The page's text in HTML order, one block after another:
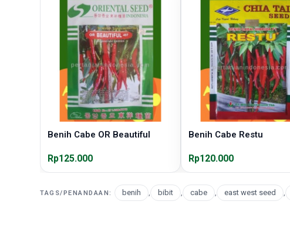
Benih Cabe OR Beautiful
Rp125.000
Benih Cabe Restu
Rp120.000
TAGS/PENANDAAN: benih , bibit , cabe , east west seed ,